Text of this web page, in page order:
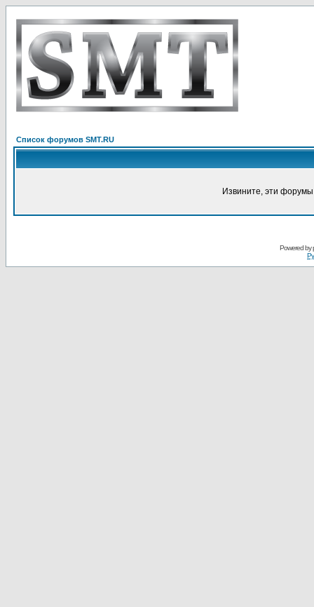
Список форумов SMT.RU
Извините, эти
Powered by